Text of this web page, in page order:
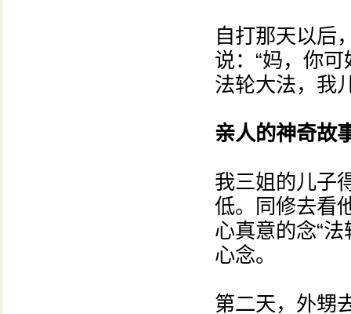
自打那天以后
说：“妈，你
法轮大法，我
亲人的神奇故
我三姐的儿子
低。同修去看
心真意的念“
心念。
第二天，外甥